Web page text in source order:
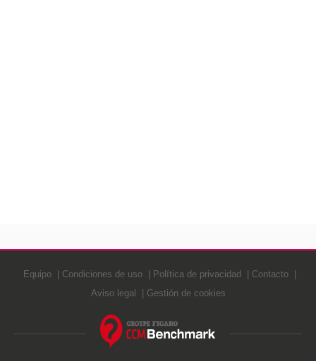
Equipo Condiciones de uso Política de privacidad
Contacto
Aviso legal
Gestión de cookies